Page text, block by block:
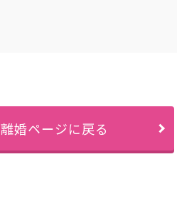
離婚ページに戻る